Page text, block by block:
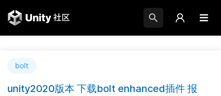
bolt
unity2020版本 下载bolt enhanced插件 报